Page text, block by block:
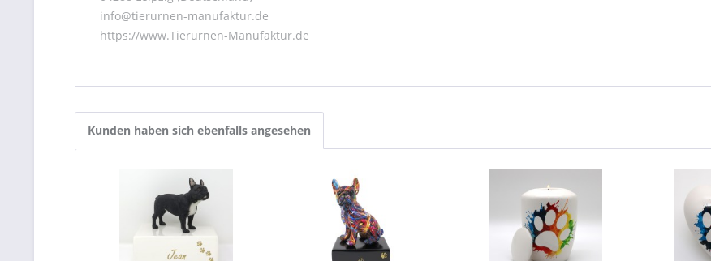
info@tierurnen-manufaktur.de
https://www.Tierurnen-Manufaktur.de
Kunden haben sich ebenfalls angesehen